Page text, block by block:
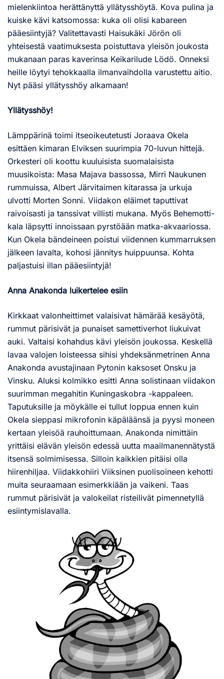
mielenkiintoa herättänyttä yllätysshöytä. Kova pulina ja
kuiske kävi katsomossa: kuka oli olisi kabareen
pääesiintyjä? Valitettavasti Haisukäki Jörön oli
yhteisestä vaatimuksesta poistuttava yleisön joukosta
mukanaan paras kaverinsa Keikarilude Lödö. Onneksi
heille löytyi tehokkaalla ilmanvaihdolla varustettu aitio.
Nyt pääsi yllätysshöy alkamaan!
Yllätysshöy!
Lämppärinä toimi itseoikeutetusti Joraava Okela
esittäen kimaran Elviksen suurimpia 70-luvun hittejä.
Orkesteri oli koottu kuuluisista suomalaisista
muusikoista: Masa Majava bassossa, Mirri Naukunen
rummuissa, Albert Järvitaimen kitarassa ja urkuja
ulvotti Morten Sonni. Viidakon eläimet taputtivat
raivoisasti ja tanssivat villisti mukana. Myös Behemotti-
kala läpsytti innoissaan pyrstöään matka-akvaariossa.
Kun Okela bändeineen poistui viidennen kummarruksen
jälkeen lavalta, kohosi jännitys huippuunsa. Kohta
paljastuisi illan pääesiintyjä!
Anna Anakonda luikertelee esiin
Kirkkaat valonheittimet valaisivat hämärää kesäyötä,
rummut pärisivät ja punaiset samettiverhot liukuivat
auki. Valtaisi kohahdus kävi yleisön joukossa. Keskellä
lavaa valojen loisteessa sihisi yhdeksänmetrinen Anna
Anakonda avustajinaan Pytonin kaksoset Onsku ja
Vinsku. Aluksi kolmikko esitti Anna solistinaan viidakon
suurimman megahitin Kuningaskobra -kappaleen.
Taputuksille ja möykälle ei tullut loppua ennen kuin
Okela sieppasi mikrofonin käpäläänsä ja pyysi moneen
kertaan yleisöä rauhoittumaan. Anakonda nimittäin
yrittäisi elävän yleisön edessä uutta maailmanennätystä
itsensä solmimisessa. Silloin kaikkien pitäisi olla
hiirenhiljaa. Viidakkohiiri Viiksinen puolisoineen kehotti
muita seuraamaan esimerkkiään ja vaikeni. Taas
rummut pärisivät ja valokeilat risteilivät pimennetyllä
esiintymislavalla.